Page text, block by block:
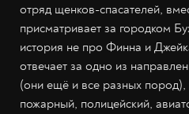
отряд щенков-спасателей,
присматривает за городком
история не про Финна и
отвечает за одно из
(они ещё и все разных пород),
пожарный, полицейский,